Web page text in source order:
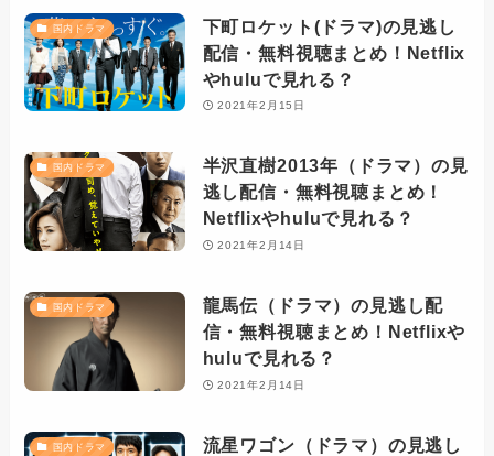
国内ドラマ
下町ロケット(ドラマ)の見逃し
配信・無料視聴まとめ！Netflix
やhuluで見れる？
2021年2月15日
国内ドラマ
半沢直樹2013年（ドラマ）の見
逃し配信・無料視聴まとめ！
Netflixやhuluで見れる？
2021年2月14日
国内ドラマ
龍馬伝（ドラマ）の見逃し配
信・無料視聴まとめ！Netflixや
huluで見れる？
2021年2月14日
国内ドラマ
流星ワゴン（ドラマ）の見逃し